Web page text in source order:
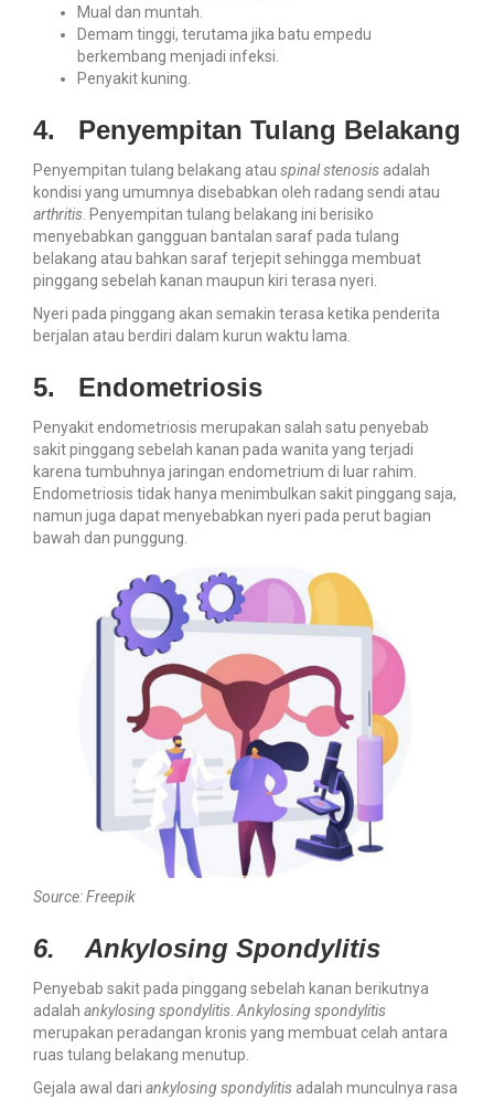
Mual dan muntah.
Demam tinggi, terutama jika batu empedu
berkembang menjadi infeksi.
Penyakit kuning.
4. Penyempitan Tulang Belakang
Penyempitan tulang belakang atau spinal stenosis adalah
kondisi yang umumnya disebabkan oleh radang sendi atau
arthritis . Penyempitan tulang belakang ini berisiko
menyebabkan gangguan bantalan saraf pada tulang
belakang atau bahkan saraf terjepit sehingga membuat
pinggang sebelah kanan maupun kiri terasa nyeri.
Nyeri pada pinggang akan semakin terasa ketika penderita
berjalan atau berdiri dalam kurun waktu lama.
5. Endometriosis
Penyakit endometriosis merupakan salah satu penyebab
sakit pinggang sebelah kanan pada wanita yang terjadi
karena tumbuhnya jaringan endometrium di luar rahim.
Endometriosis tidak hanya menimbulkan sakit pinggang saja,
namun juga dapat menyebabkan nyeri pada perut bagian
bawah dan punggung.
Source: Freepik
6. Ankylosing Spondylitis
Penyebab sakit pada pinggang sebelah kanan berikutnya
adalah ankylosing spondylitis Ankylosing spondylitis
merupakan peradangan kronis yang membuat celah antara
ruas tulang belakang menutup.
Gejala awal dari ankylosing spondylitis adalah munculnya rasa